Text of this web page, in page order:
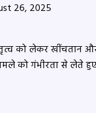
26, 2025
को लेकर खींचतान
को गंभीरता से लेते